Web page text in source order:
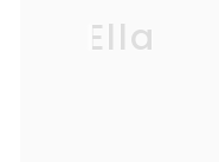
Ella